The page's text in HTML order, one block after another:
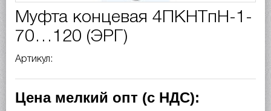
Муфта концевая 4ПКНТпН-1-
70…120 (ЭРГ)
Артикул:
Цена мелкий опт (с НДС):